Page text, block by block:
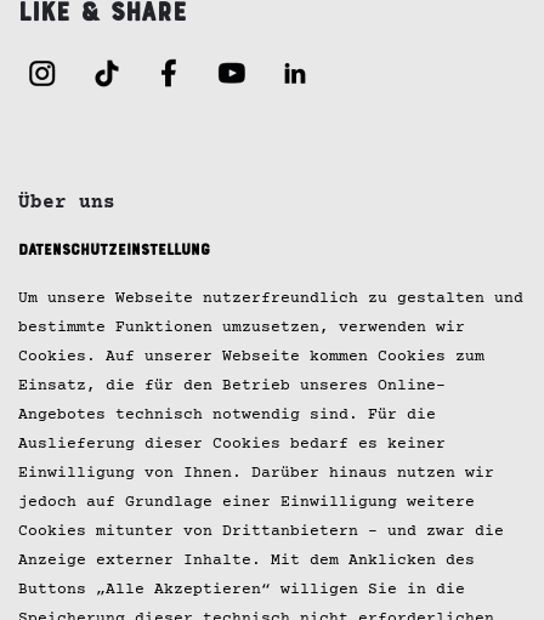
Like & Share
Über uns
Jobs
Kontakt
Impressum
Datenschutz
Presse
© 2026 Hobenköök GmbH
Datenschutzeinstellung
Um unsere Webseite nutzerfreundlich zu gestalten und
bestimmte Funktionen umzusetzen, verwenden wir
Cookies. Auf unserer Webseite kommen Cookies zum
Einsatz, die für den Betrieb unseres Online-
Angebotes technisch notwendig sind. Für die
Auslieferung dieser Cookies bedarf es keiner
Einwilligung von Ihnen. Darüber hinaus nutzen wir
jedoch auf Grundlage einer Einwilligung weitere
Cookies mitunter von Drittanbietern – und zwar die
Anzeige externer Inhalte. Mit dem Anklicken des
Buttons „Alle Akzeptieren“ willigen Sie in die